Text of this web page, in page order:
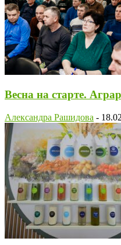
Весна на старте.
Александра Рашидова -